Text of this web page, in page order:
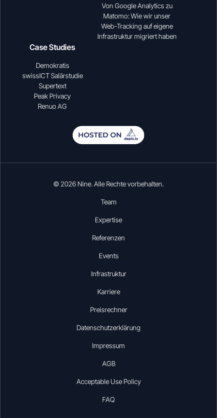
Von Google Analytics zu
Matomo: Wie wir unser
Web-Tracking auf eigene
Infrastruktur migriert haben
Case Studies
Demokratis
swissICT Salärstudie
Supertext
Peak Privacy
Renuo AG
© 2026 Nine. Alle Rechte vorbehalten.
Team
Expertise
Referenzen
Events
Infrastruktur
Karriere
Preisrechner
Datenschutzerklärung
Impressum
AGB
Acceptable Use Policy
FAQ